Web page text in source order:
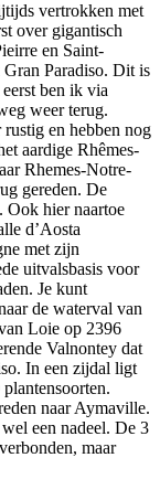
vertrokken met
over gigantisch
en Saint-
Paradiso. Dit is
ben ik via
weer terug.
en hebben nog
aardige Rhêmes-
Rhemes-Notre-
gereden. De
Ook hier naartoe
d’Aosta
met zijn
uitvalsbasis voor
Je kunt
de waterval van
Loie op 2396
Valnontey dat
In een zijdal ligt
naar Aymaville.
een nadeel. De 3
maar